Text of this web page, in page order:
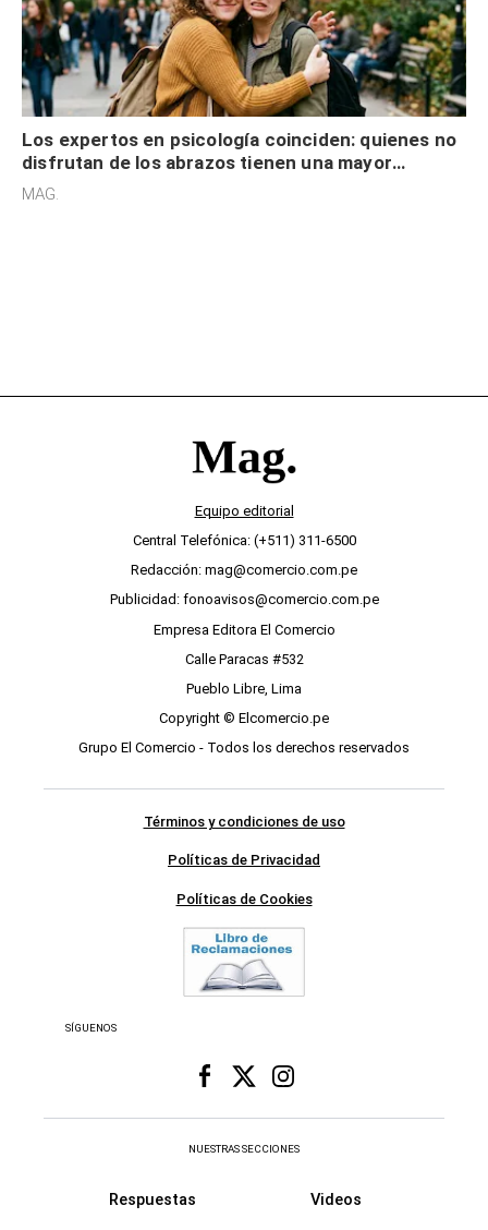
Los expertos en psicología coinciden: quienes no
disfrutan de los abrazos tienen una mayor
sensibilidad a los estímulos físicos y no es por
MAG.
Equipo editorial
Central Telefónica: (+511) 311-6500
Redacción: mag@comercio.com.pe
Publicidad: fonoavisos@comercio.com.pe
Empresa Editora El Comercio
Calle Paracas #532
Pueblo Libre, Lima
Copyright © Elcomercio.pe
Grupo El Comercio - Todos los derechos reservados
Términos y condiciones de uso
Políticas de Privacidad
Políticas de Cookies
SÍGUENOS
NUESTRAS SECCIONES
Respuestas Videos